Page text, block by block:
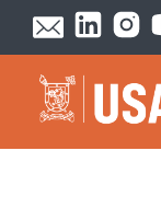
Skip to main